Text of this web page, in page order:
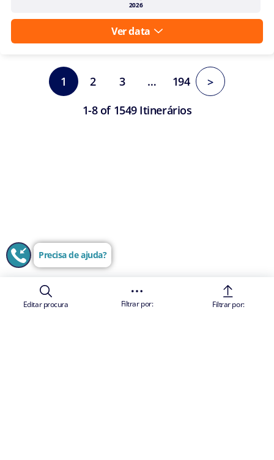
Editar procura Filtrar por: Filtrar por:
2026
Ver data
1 2 3 … 194
>
1-8 of 1549 Itinerários
Precisa de ajuda?